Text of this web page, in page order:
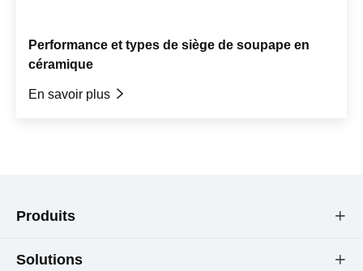
Performance et types de siège de soupape en
céramique
En savoir plus 
Produits 
Solutions 